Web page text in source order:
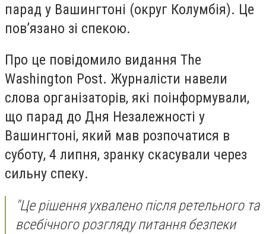
парад у Вашингтоні (округ Колумбія). Це
пов’язано зі спекою.
Про це повідомило видання The
Washington Post. Журналісти навели
слова організаторів, які поінформували,
що парад до Дня Незалежності у
Вашингтоні, який мав розпочатися в
суботу, 4 липня, зранку скасували через
сильну спеку.
"Це рішення ухвалено після ретельного та
всебічного розгляду питання безпеки